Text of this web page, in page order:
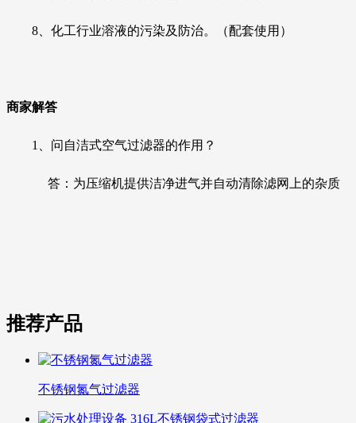
8、化工行业溶液的污染及防治。（配套使用）
商家解答
1、 问自洁式空气过滤器的作用？
答 ： 为压缩机提供洁净进气并自动清除滤网上的杂质
推荐产品
不锈钢氮气过滤器